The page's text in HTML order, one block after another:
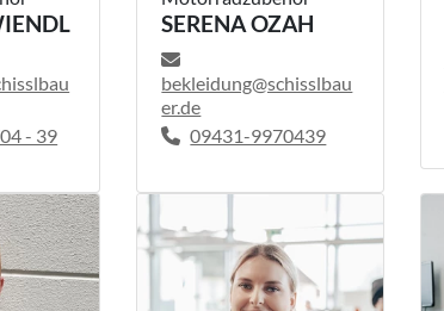
- 39
SERENA OZAH
bekleidung@schisslbau
er.de
09431-9970439